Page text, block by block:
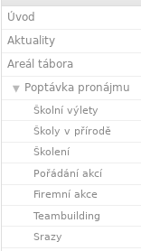
Úvod
Aktuality
Areál tábora
Poptávka pronájmu
Školní výlety
Školy v přírodě
Školení
Pořádání akcí
Firemní akce
Teambuilding
Srazy